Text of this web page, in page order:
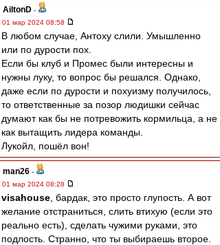
AiltonD -
01 мар 2024 08:58
В любом случае, Антоху слили. Умышленно
или по дурости пох.
Если бы клуб и Промес были интересны и
нужны луку, то вопрос бы решался. Однако,
даже если по дурости и похуизму получилось,
то ответственные за позор людишки сейчас
думают как бы не потревожить кормильца, а не
как вытащить лидера команды.
Лукойл, пошёл вон!
man26 -
01 мар 2024 08:28
visahouse , бардак, это просто глупость. А вот
желание отстраниться, слить втихую (если это
реально есть), сделать чужими руками, это
подлость. Странно, что ты выбираешь второе.